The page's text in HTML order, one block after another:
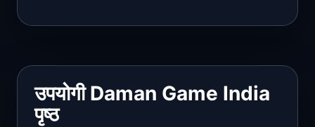
उपयोगी Daman Game India
पृष्ठ